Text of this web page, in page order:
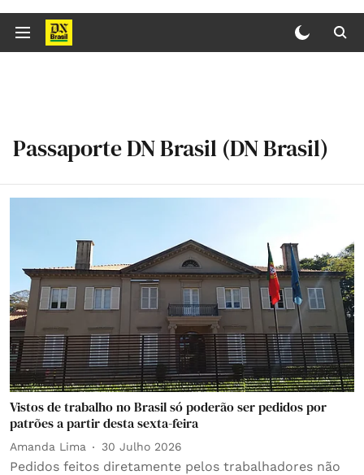
Passaporte DN Brasil (DN Brasil)
Vistos de trabalho no Brasil só poderão ser pedidos por
patrões a partir desta sexta-feira
Amanda Lima 30 Julho 2026
Pedidos feitos diretamente pelos trabalhadores não